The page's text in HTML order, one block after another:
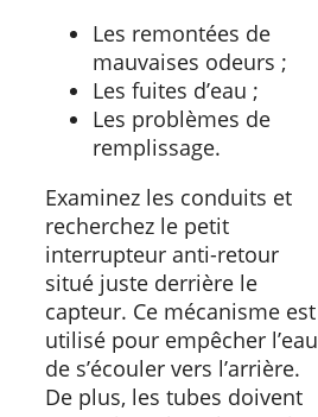
Les remontées de
mauvaises odeurs ;
Les fuites d’eau ;
Les problèmes de
remplissage.
Examinez les conduits et
recherchez le petit
interrupteur anti-retour
situé juste derrière le
capteur. Ce mécanisme est
utilisé pour empêcher l’eau
de s’écouler vers l’arrière.
De plus, les tubes doivent